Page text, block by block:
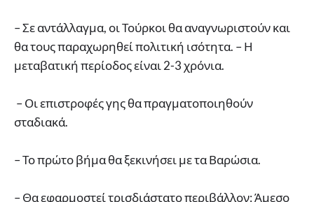
– Σε αντάλλαγμα, οι Τούρκοι θα αναγνωριστούν και
θα τους παραχωρηθεί πολιτική ισότητα. – Η
μεταβατική περίοδος είναι 2-3 χρόνια.
– Οι επιστροφές γης θα πραγματοποιηθούν
σταδιακά.
– Το πρώτο βήμα θα ξεκινήσει με τα Βαρώσια.
– Θα εφαρμοστεί τρισδιάστατο περιβάλλον: Άμεσο